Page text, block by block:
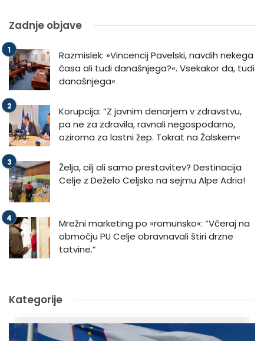
Zadnje objave
Razmislek: »Vincencij Pavelski, navdih nekega
časa ali tudi današnjega?«. Vsekakor da, tudi
današnjega«
Korupcija: “Z javnim denarjem v zdravstvu,
pa ne za zdravila, ravnali negospodarno,
oziroma za lastni žep. Tokrat na Žalskem«
Želja, cilj ali samo prestavitev? Destinacija
Celje z Deželo Celjsko na sejmu Alpe Adria!
Mrežni marketing po »romunsko«: “Včeraj na
območju PU Celje obravnavali štiri drzne
tatvine.”
Kategorije